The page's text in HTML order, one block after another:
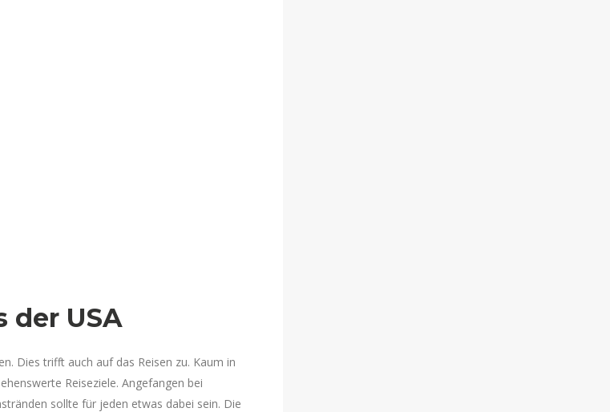
der USA
Dies trifft auch auf das Reisen zu. Kaum in
Reiseziele. Angefangen bei
sollte für jeden etwas dabei sein. Die